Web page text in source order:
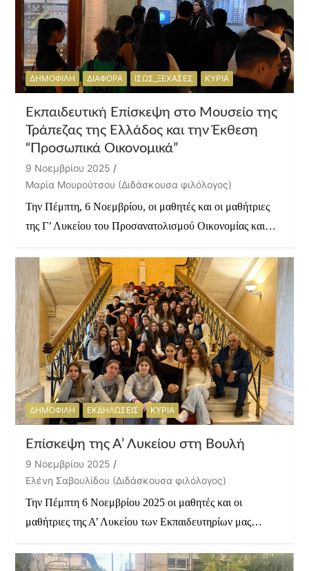
ΔΗΜΟΦΙΛΗ ΔΙΑΦΟΡΑ ΙΣΩΣ_ΞΕΧΑΣΕΣ ΚΥΡΙΑ
Εκπαιδευτική Επίσκεψη στο Μουσείο της
Τράπεζας της Ελλάδος και την Έκθεση
“Προσωπικά Οικονομικά”
9 Νοεμβρίου 2025
Μαρία Μουρούτσου (Διδάσκουσα φιλόλογος)
Την Πέμπτη, 6 Νοεμβρίου, οι μαθητές και οι μαθήτριες
της Γ’ Λυκείου του Προσανατολισμού Οικονομίας και…
ΔΗΜΟΦΙΛΗ ΕΚΔΗΛΩΣΕΙΣ ΚΥΡΙΑ
Επίσκεψη της Α’ Λυκείου στη Βουλή
9 Νοεμβρίου 2025
Ελένη Σαβουλίδου (Διδάσκουσα φιλόλογος)
Την Πέμπτη 6 Νοεμβρίου 2025 οι μαθητές και οι
μαθήτριες της Α’ Λυκείου των Εκπαιδευτηρίων μας…